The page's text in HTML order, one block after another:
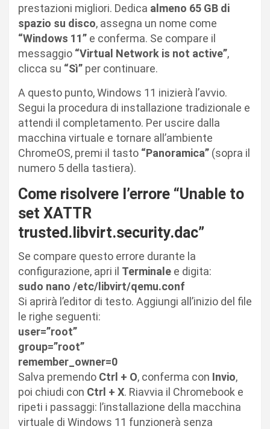
prestazioni migliori. Dedica almeno 65 GB di
spazio su disco, assegna un nome come
“Windows 11” e conferma. Se compare il
messaggio “Virtual Network is not active”,
clicca su “Sì” per continuare.
A questo punto, Windows 11 inizierà l’avvio.
Segui la procedura di installazione tradizionale e
attendi il completamento. Per uscire dalla
macchina virtuale e tornare all’ambiente
ChromeOS, premi il tasto “Panoramica” (sopra il
numero 5 della tastiera).
Come risolvere l’errore “Unable to
set XATTR
trusted.libvirt.security.dac”
Se compare questo errore durante la
configurazione, apri il Terminale e digita:
sudo nano /etc/libvirt/qemu.conf
Si aprirà l’editor di testo. Aggiungi all’inizio del file
le righe seguenti:
user=”root”
group=”root”
remember_owner=0
Salva premendo Ctrl + O, conferma con Invio,
poi chiudi con Ctrl + X. Riavvia il Chromebook e
ripeti i passaggi: l’installazione della macchina
virtuale di Windows 11 funzionerà senza